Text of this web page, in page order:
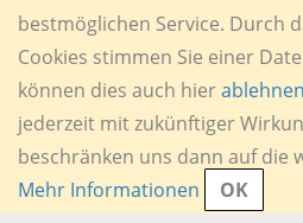
bestmöglichen Service. Durch
Cookies stimmen Sie einer
können dies auch hierablehnen
jederzeit mit zukünftiger
beschränken uns dann auf die
Mehr Informationen
OK